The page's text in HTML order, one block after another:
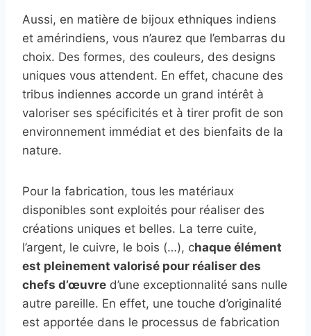
Aussi, en matière de bijoux ethniques indiens
et amérindiens, vous n’aurez que l’embarras du
choix. Des formes, des couleurs, des designs
uniques vous attendent. En effet, chacune des
tribus indiennes accorde un grand intérêt à
valoriser ses spécificités et à tirer profit de son
environnement immédiat et des bienfaits de la
nature.
Pour la fabrication, tous les matériaux
disponibles sont exploités pour réaliser des
créations uniques et belles. La terre cuite,
l’argent, le cuivre, le bois (…), chaque élément
est pleinement valorisé pour réaliser des
chefs d’œuvre d’une exceptionnalité sans nulle
autre pareille. En effet, une touche d’originalité
est apportée dans le processus de fabrication